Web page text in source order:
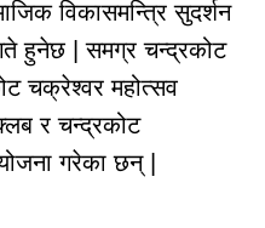
विकासमन्त्रि सुदर्शन
हुनेछ | समग्र चन्द्रकोट
चक्रेश्वर महोत्सव
र चन्द्रकोट
गरेका छन् |